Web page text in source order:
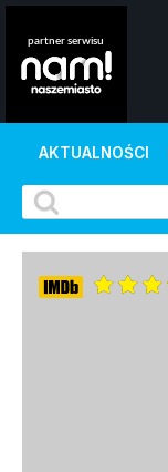
AKTUALNOŚCI